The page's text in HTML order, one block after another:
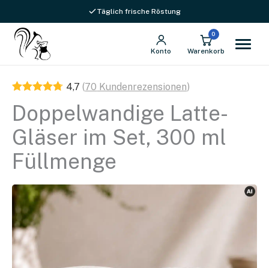
Versandkostenfrei ab 69 € in DE
Konto
0
Warenkorb
4,7 (70 Kundenrezensionen)
Doppelwandige Latte-
Gläser im Set, 300 ml
Füllmenge